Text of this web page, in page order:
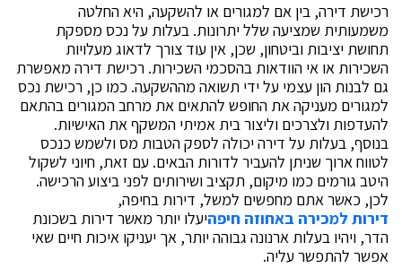
רכישת דירה, בין אם למגורים או להשקעה, היא החלטה
משמעותית שמציעה שלל יתרונות. בעלות על נכס מספקת
תחושת יציבות וביטחון, שכן, אין עוד צורך לדאוג מעלויות
השכירות או אי הוודאות בהסכמי השכירות. רכישת דירה מאפשרת
גם לבנות הון עצמי על ידי תשואה מההשקעה. כמו כן, רכישת נכס
למגורים מעניקה את החופש להתאים את מרחב המגורים בהתאם
להעדפות ולצרכים וליצור בית אמיתי המשקף את האישיות.
בנוסף, בעלות על דירה יכולה לספק הטבות מס ולשמש כנכס
לטווח ארוך שניתן להעביר לדורות הבאים. עם זאת, חיוני לשקול
היטב גורמים כמו מיקום, תקציב ושירותים לפני ביצוע הרכישה.
לכן, כאשר אתם מחפשים למשל, דירות בחיפה,
דירות למכירה באחוזה חיפהיעלו יותר מאשר דירות בשכונת
הדר, ויהיו בעלות ארנונה גבוהה יותר, אך יעניקו איכות חיים שאי
אפשר להתפשר עליה.